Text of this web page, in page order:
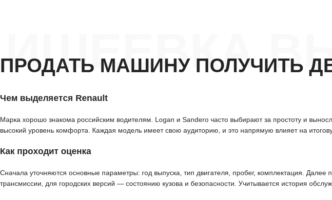
ИШЕЕВКА
ПРОДАТЬ МАШИНУ ПОЛУЧИТЬ
Чем выделяется Renault
Марка хорошо знакома российским водителям. Logan и Sandero часто выбирают за простоту и
высокий уровень комфорта. Каждая модель имеет свою аудиторию, и это напрямую влияет на
Как проходит оценка
Сначала уточняются основные параметры: год выпуска, тип двигателя, пробег, комплектация.
трансмиссии, для городских версий — состоянию кузова и безопасности. Учитывается история